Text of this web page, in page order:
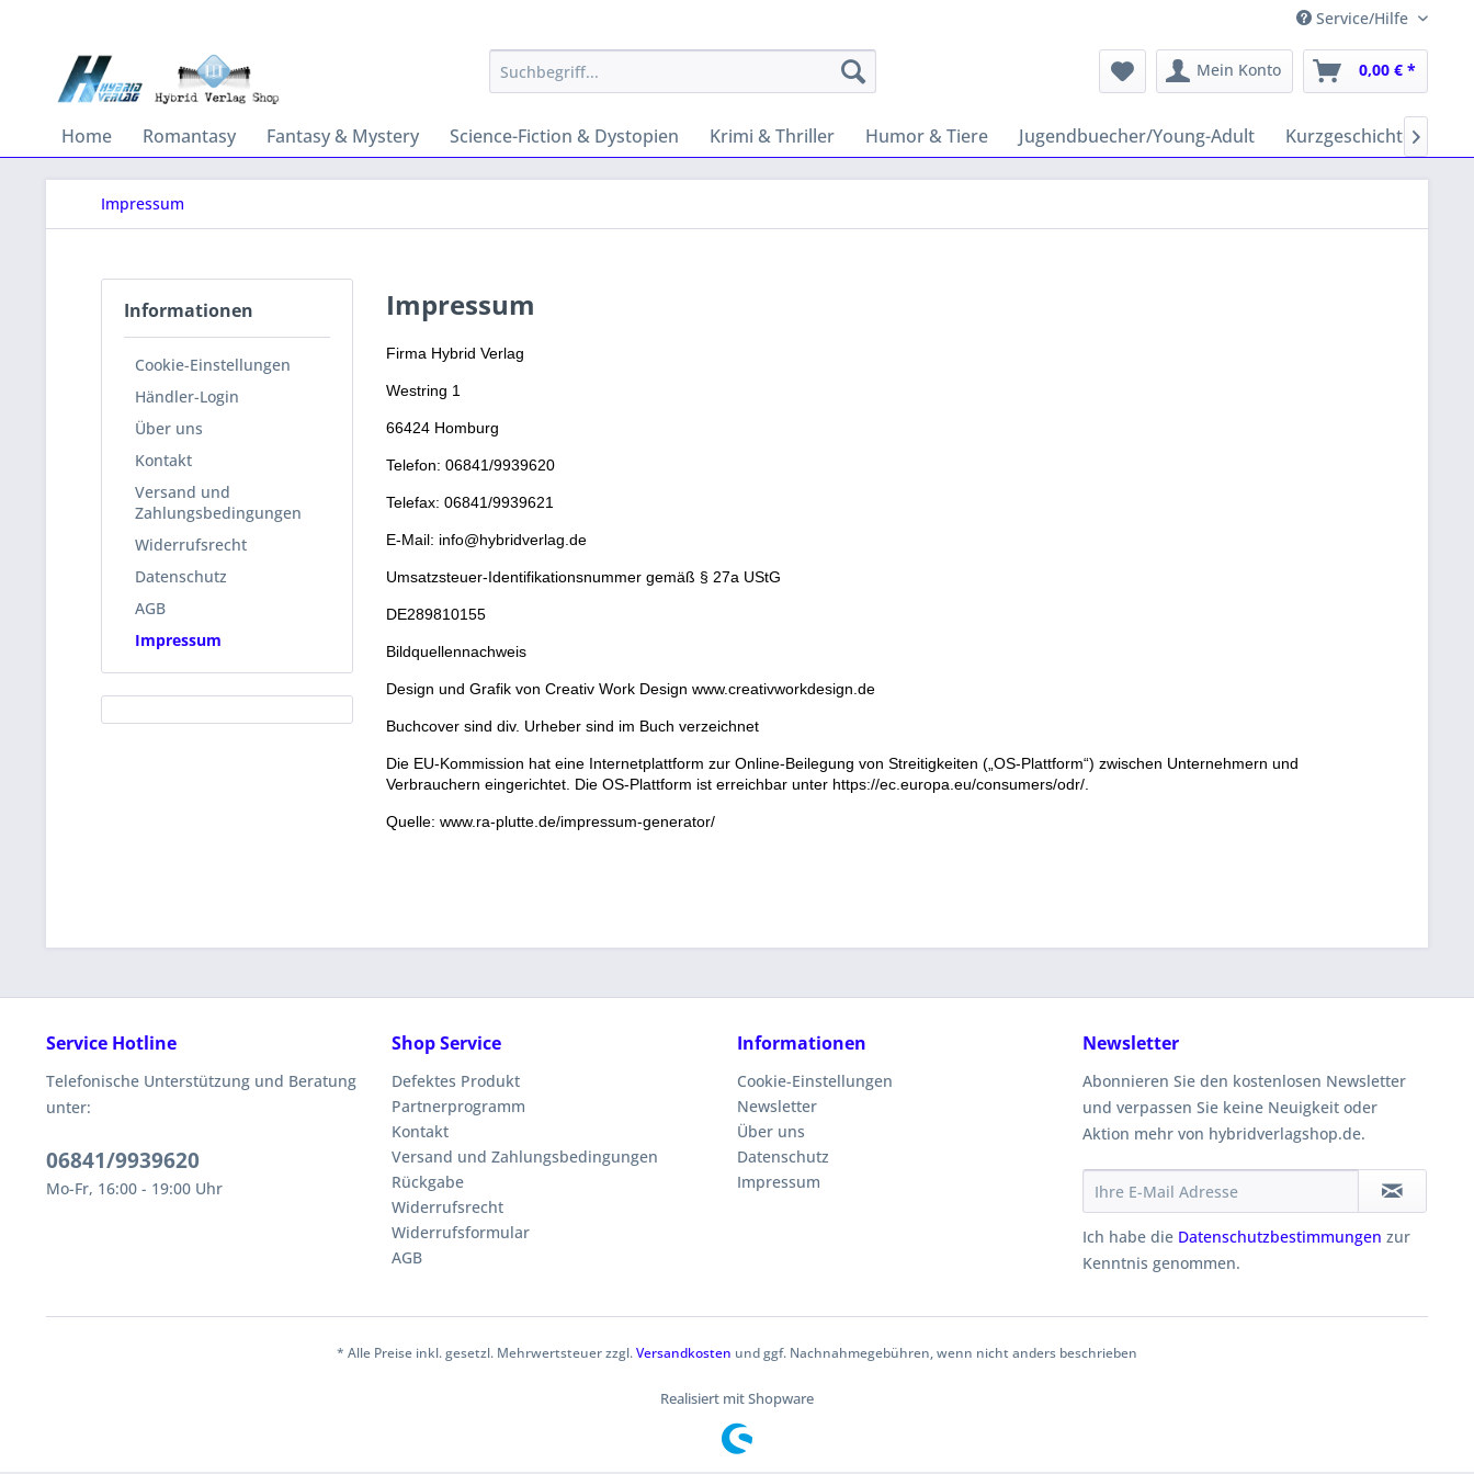
Service/Hilfe
Mein Konto 0,00 € *
Home Romantasy Fantasy & Mystery Science-Fiction & Dystopien Krimi & Thriller Humor & Tiere Jugendbuecher/Young-Adult Kurzgeschichten

Impressum
Informationen
Cookie-Einstellungen
Händler-Login
Über uns
Kontakt
Versand und
Zahlungsbedingungen
Widerrufsrecht
Datenschutz
AGB
Impressum
Impressum
Firma Hybrid Verlag
Westring 1
66424 Homburg
Telefon: 06841/9939620
Telefax: 06841/9939621
E-Mail: info@hybridverlag.de
Umsatzsteuer-Identifikationsnummer gemäß § 27a UStG
DE289810155
Bildquellennachweis
Design und Grafik von Creativ Work Design www.creativworkdesign.de
Buchcover sind div. Urheber sind im Buch verzeichnet
Die EU-Kommission hat eine Internetplattform zur Online-Beilegung von Streitigkeiten („OS-Plattform“) zwischen Unternehmern und
Verbrauchern eingerichtet. Die OS-Plattform ist erreichbar unter https://ec.europa.eu/consumers/odr/.
Quelle: www.ra-plutte.de/impressum-generator/
Service Hotline
Telefonische Unterstützung und Beratung
unter:
06841/9939620
Mo-Fr, 16:00 - 19:00 Uhr
Shop Service
Defektes Produkt
Partnerprogramm
Kontakt
Versand und Zahlungsbedingungen
Rückgabe
Widerrufsrecht
Widerrufsformular
AGB
Informationen
Cookie-Einstellungen
Newsletter
Über uns
Datenschutz
Impressum
Newsletter
Abonnieren Sie den kostenlosen Newsletter
und verpassen Sie keine Neuigkeit oder
Aktion mehr von hybridverlagshop.de.
Ich habe die Datenschutzbestimmungen zur
Kenntnis genommen.
* Alle Preise inkl. gesetzl. Mehrwertsteuer zzgl.Versandkosten und ggf. Nachnahmegebühren, wenn nicht anders beschrieben
Realisiert mit Shopware